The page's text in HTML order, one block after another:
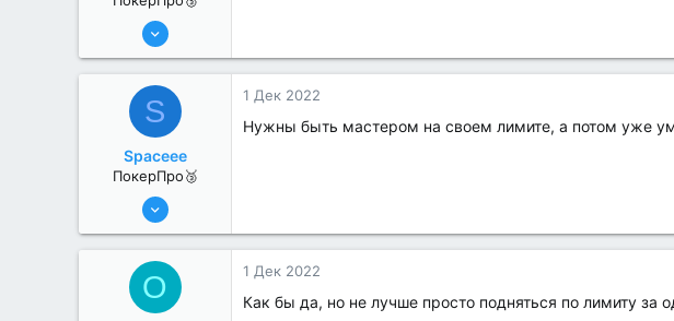
11 Авг 2022
0
S
Spaceee
ПокерПро🥉
11 Авг 2022
1
1 Дек 2022
Нужны быть мастером на своем лимите, а потом уже
O 1 Дек 2022
Как бы да, но не лучше просто подняться по лимиту за